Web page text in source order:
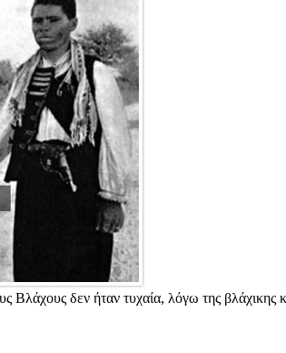
Βλάχους δεν ήταν τυχαία, λόγω της βλάχικης